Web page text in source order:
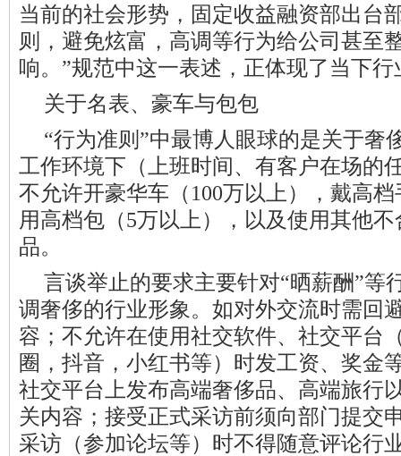
当前的社会形势，固定收益融资部出台
则，避免炫富，高调等行为给公司甚至
响。”规范中这一表述，正体现了当下
关于名表、豪车与包包
“行为准则”中最博人眼球的是关于奢
工作环境下（上班时间、有客户在场的
不允许开豪华车（100万以上），戴高
用高档包（5万以上），以及使用其他
品。
言谈举止的要求主要针对“晒薪酬”等
调奢侈的行业形象。如对外交流时需回
容；不允许在使用社交软件、社交平台
圈，抖音，小红书等）时发工资、奖金
社交平台上发布高端奢侈品、高端旅行
关内容；接受正式采访前须向部门提交
采访（参加论坛等）时不得随意评论行